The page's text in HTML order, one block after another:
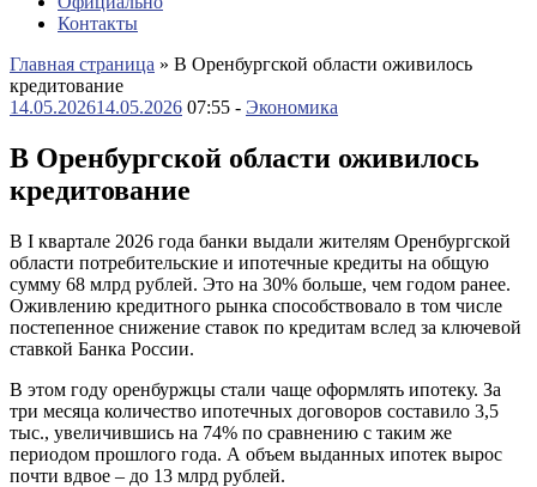
Контакты
Главная страница » В Оренбургской области оживилось
кредитование
14.05.202614.05.2026 07:55 - Экономика
В Оренбургской области оживилось
кредитование
В I квартале 2026 года банки выдали жителям Оренбургской
области потребительские и ипотечные кредиты на общую
сумму 68 млрд рублей. Это на 30% больше, чем годом ранее.
Оживлению кредитного рынка способствовало в том числе
постепенное снижение ставок по кредитам вслед за ключевой
ставкой Банка России.
В этом году оренбуржцы стали чаще оформлять ипотеку. За
три месяца количество ипотечных договоров составило 3,5
тыс., увеличившись на 74% по сравнению с таким же
периодом прошлого года. А объем выданных ипотек вырос
почти вдвое – до 13 млрд рублей.